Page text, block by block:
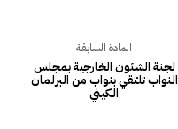
المادة السابقة
لجنة الشئون الخارجية بمجلس
النواب تلتقي بنواب من البرلمان
الكيني